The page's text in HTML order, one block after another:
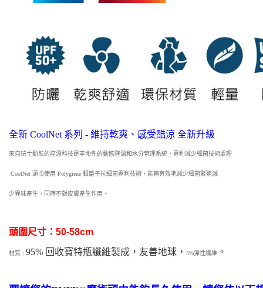
全新 CoolNet 系列 - 維持乾爽、感受酷涼 全新升級
來自瑞士動態的控溫科技是革命性的動態降溫和水分管理系統，專利減少細菌技術處理
CoolNet 頭巾使用 Polygiene 銀離子抗細菌專利技術，能夠有效地減少細菌繁殖減
少異味產生，同時不對皮膚產生作用 。
頭圍尺寸：50-58cm
材質 : 95% 回收寶特瓶纖維製成，友善地球 ， 5%彈性纖維 。